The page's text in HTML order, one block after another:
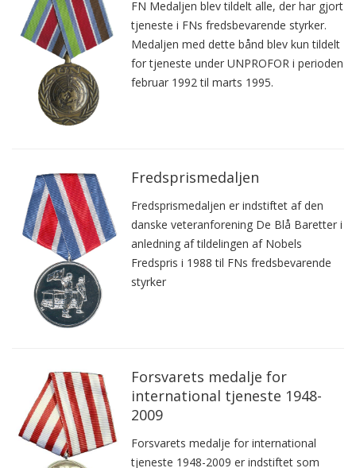
FN Medaljen blev tildelt alle, der har gjort
tjeneste i FNs fredsbevarende styrker.
Medaljen med dette bånd blev kun tildelt
for tjeneste under UNPROFOR i perioden
februar 1992 til marts 1995.
Fredsprismedaljen
Fredsprismedaljen er indstiftet af den
danske veteranforening De Blå Baretter i
anledning af tildelingen af Nobels
Fredspris i 1988 til FNs fredsbevarende
styrker
Forsvarets medalje for
international tjeneste 1948-
2009
Forsvarets medalje for international
tjeneste 1948-2009 er indstiftet som